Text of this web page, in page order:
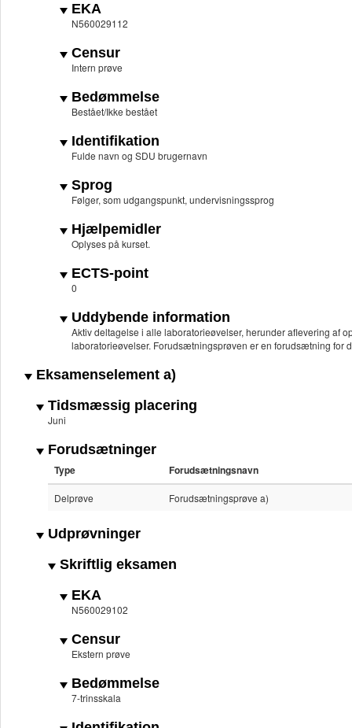
EKA
N560029112
Censur
Intern prøve
Bedømmelse
Bestået/Ikke bestået
Identifikation
Fulde navn og SDU brugernavn
Sprog
Følger, som udgangspunkt, undervisningssprog
Hjælpemidler
Oplyses på kurset.
ECTS-point
0
Uddybende information
Aktiv deltagelse i alle laboratorieøvelser, herunder aflevering af
laboratorieøvelser. Forudsætningsprøven er en forudsætning for
Eksamenselement a)
Tidsmæssig placering
Juni
Forudsætninger
Type Forudsætningsnavn
Delprøve Forudsætningsprøve a)
Udprøvninger
Skriftlig eksamen
EKA
N560029102
Censur
Ekstern prøve
Bedømmelse
7-trinsskala